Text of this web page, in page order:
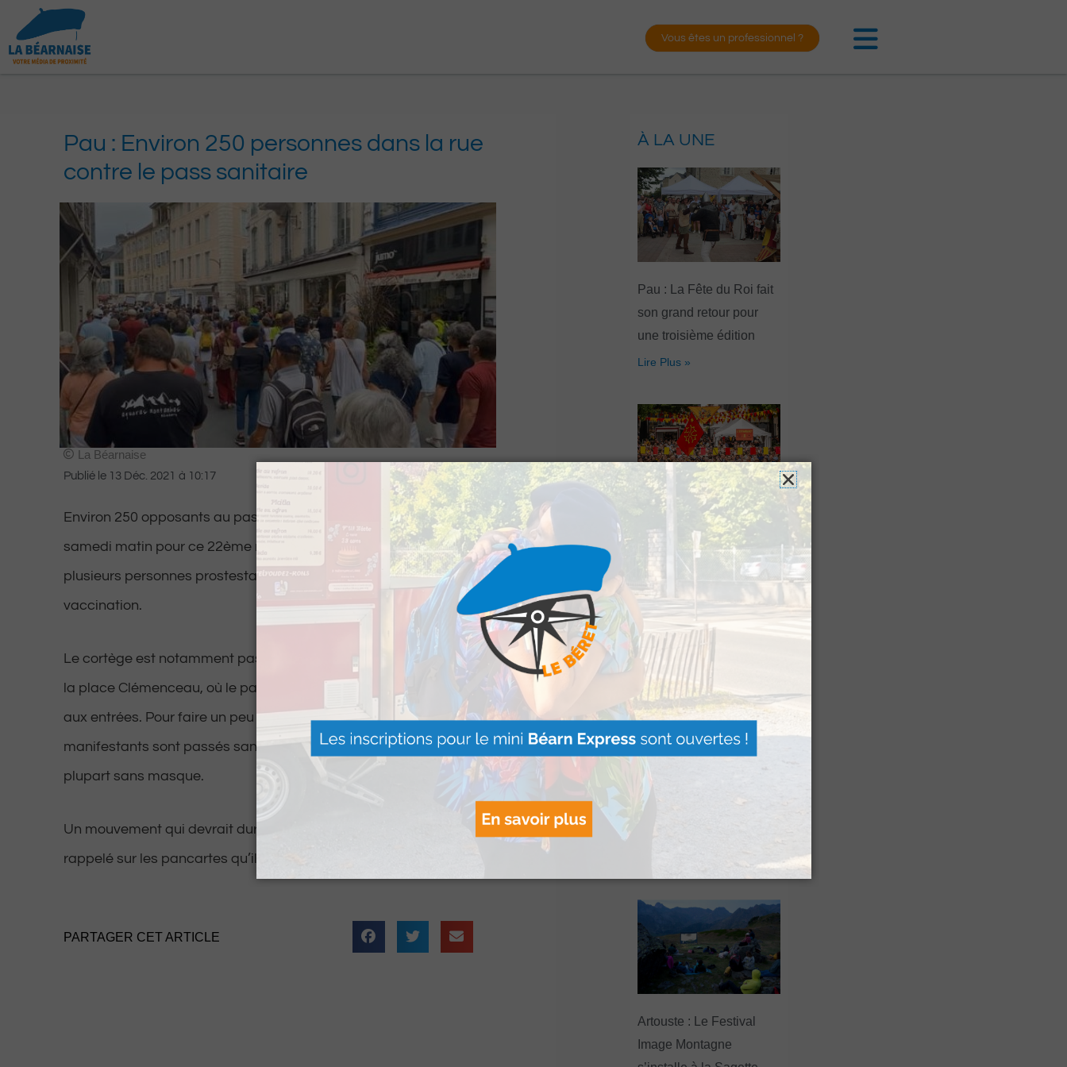
contenu
Vous êtes un professionnel ?
Pau : Environ 250 personnes dans la rue
contre le pass sanitaire
La Béarnaise
Publié le 13 Déc. 2021 à 10:17
Environ 250 opposants au pass sanitaire étaient présents ce
samedi matin pour ce 22ème rendez-vous à Pau. Parmi eux,
plusieurs personnes prostestaient également contre la
vaccination.
Le cortège est notamment passé par le marché de Noël situé sur
la place Clémenceau, où le pass sanitaire est censé être réclamé
aux entrées. Pour faire un peu de provocation, certains
manifestants sont passés sans présenter le sésame, pour la
plupart sans masque.
Un mouvement qui devrait durer selon les manifestants, qui ont
rappelé sur les pancartes qu’ils iront jusqu’au bout.
PARTAGER CET ARTICLE
À LA UNE
Pau : La Fête du Roi fait
son grand retour pour
une troisième édition
Lire Plus »
Hestiv’Òc : Les férias
Béarnaises font leur
grand retour à Pau
Lire Plus »
offert par Version
Voyages pour les grands
Artouste : Le Festival
Image Montagne